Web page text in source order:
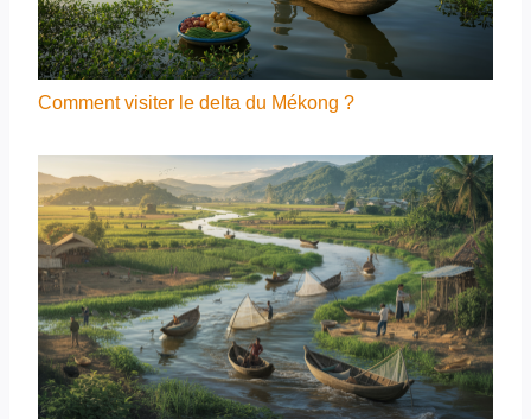
Comment visiter le delta du Mékong ?